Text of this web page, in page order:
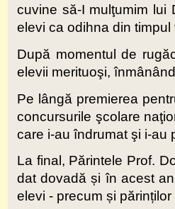
cuvine să-I mulţumim lui
elevi ca odihna din
După momentul de
elevii merituoşi,
Pe lângă premierea
concursurile şcolare
care i-au îndrumat şi i-au
La final, Părintele Prof.
dat dovadă și în acest
elevi - precum și